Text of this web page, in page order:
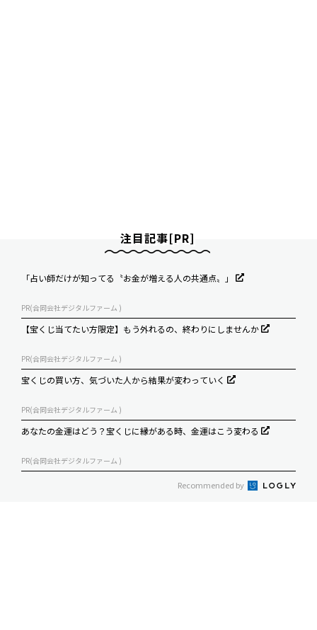
注目記事[PR]
「占い師だけが知ってる〝お金が増える人の共通点〟」
PR(合同会社デジタルファーム )
【宝くじ当てたい方限定】もう外れるの、終わりにしませんか
PR(合同会社デジタルファーム )
宝くじの買い方、気づいた人から結果が変わっていく
PR(合同会社デジタルファーム )
あなたの金運はどう？宝くじに縁がある時、金運はこう変わる
PR(合同会社デジタルファーム )
Recommended by